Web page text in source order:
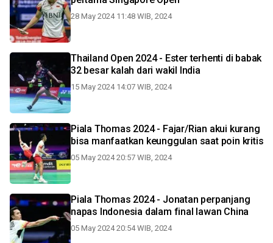
28 May 2024 11:48 WIB, 2024
Thailand Open 2024 - Ester terhenti di babak
32 besar kalah dari wakil India
15 May 2024 14:07 WIB, 2024
Piala Thomas 2024 - Fajar/Rian akui kurang
bisa manfaatkan keunggulan saat poin kritis
05 May 2024 20:57 WIB, 2024
Piala Thomas 2024 - Jonatan perpanjang
napas Indonesia dalam final lawan China
05 May 2024 20:54 WIB, 2024